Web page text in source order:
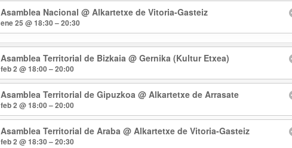
Asamblea Nacional@ Alkartetxe de Vitoria-Gasteiz
ene 25 @ 18:30 – 20:30
Asamblea Territorial de Bizkaia@ Gernika (Kultur Etxea)
feb 2 @ 18:00 – 20:00
Asamblea Territorial de Gipuzkoa@ Alkartetxe de Arrasate
feb 2 @ 18:00 – 20:00
Asamblea Territorial de Araba@ Alkartetxe de Vitoria-Gasteiz
feb 2 @ 18:30 – 20:30